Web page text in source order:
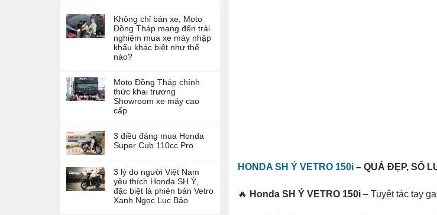
Không chỉ bán xe, Moto
Đồng Tháp mang đến trải
nghiệm mua xe máy nhập
khẩu khác biệt như thế
nào?
Moto Đồng Tháp chính
thức khai trương
Showroom xe máy cao
cấp
3 điều đáng mua Honda
Super Cub 110cc Pro
3 lý do người Việt Nam
yêu thích Honda SH Ý,
đặc biệt là phiên bản Vetro
Xanh Ngọc Lục Bảo
HONDA SH Ý VETRO 150i – QUÁ ĐẸP, SỐ
🔥 Honda SH Ý VETRO 150i – Tuyệt tác tay